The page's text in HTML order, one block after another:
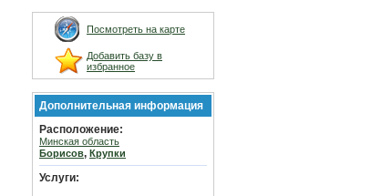
Посмотреть на карте
Добавить базу в
избранное
Дополнительная информация
Расположение:
Минская область
Борисов, Крупки
Услуги: